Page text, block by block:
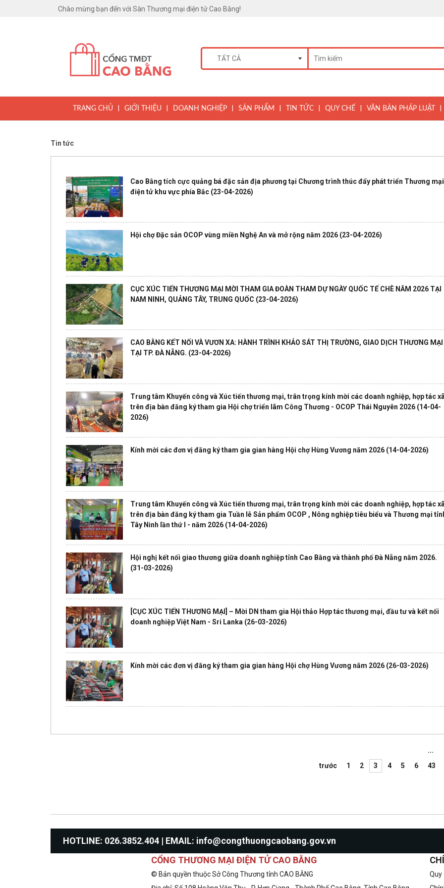
Chào mừng bạn đến với Sàn Thương mại điện tử Cao Bằng!
TRANG CHỦ GIỚI THIỆU DOANH NGHIỆP SẢN PHẨM TIN TỨC QUY CHẾ VĂN BẢN PHÁP LUẬT
Tin tức
Cao Bằng tích cực quảng bá đặc sản địa phương tại Chương trình thúc đẩy phát triển Thương mại
điện tử khu vực phía Bắc (23-04-2026)
Hội chợ Đặc sản OCOP vùng miền Nghệ An và mở rộng năm 2026 (23-04-2026)
CỤC XÚC TIẾN THƯƠNG MẠI MỜI THAM GIA ĐOÀN THAM DỰ NGÀY QUỐC TẾ CHÈ NĂM 2026 TẠI
NAM NINH, QUẢNG TÂY, TRUNG QUỐC (23-04-2026)
CAO BẰNG KẾT NỐI VÀ VƯƠN XA: HÀNH TRÌNH KHẢO SÁT THỊ TRƯỜNG, GIAO DỊCH THƯƠNG MẠI
TẠI TP. ĐÀ NẴNG. (23-04-2026)
Trung tâm Khuyến công và Xúc tiến thương mại, trân trọng kính mời các doanh nghiệp, hợp tác
trên địa bàn đăng ký tham gia Hội chợ triển lãm Công Thương - OCOP Thái Nguyên 2026 (14-04-
2026)
Kính mời các đơn vị đăng ký tham gia gian hàng Hội chợ Hùng Vương năm 2026 (14-04-2026)
Trung tâm Khuyến công và Xúc tiến thương mại, trân trọng kính mời các doanh nghiệp, hợp tác
trên địa bàn đăng ký tham gia Tuần lễ Sản phẩm OCOP , Nông nghiệp tiêu biểu và Thương mại
Tây Ninh lần thứ I - năm 2026 (14-04-2026)
Hội nghị kết nối giao thương giữa doanh nghiệp tỉnh Cao Bằng và thành phố Đà Nẵng năm 2026.
(31-03-2026)
[CỤC XÚC TIẾN THƯƠNG MẠI] – Mời DN tham gia Hội thảo Hợp tác thương mại, đầu tư và kết nối
doanh nghiệp Việt Nam - Sri Lanka (26-03-2026)
Kính mời các đơn vị đăng ký tham gia gian hàng Hội chợ Hùng Vương năm 2026 (26-03-2026)
trước 1 2 3 4 5 6
...
43
HOTLINE: 026.3852.404 | EMAIL: info@congthuongcaobang.gov.vn
CỔNG THƯƠNG MẠI ĐIỆN TỬ CAO BẰNG
© Bản quyền thuộc Sở Công Thương tỉnh CAO BẰNG
Quy